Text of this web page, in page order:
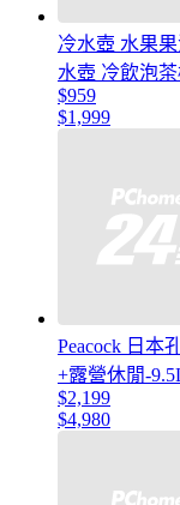
冷水壺 水果
水壺 冷飲泡茶
$959
$1,999
Peacock 日本
+露營休閒-
$2,199
$4,980